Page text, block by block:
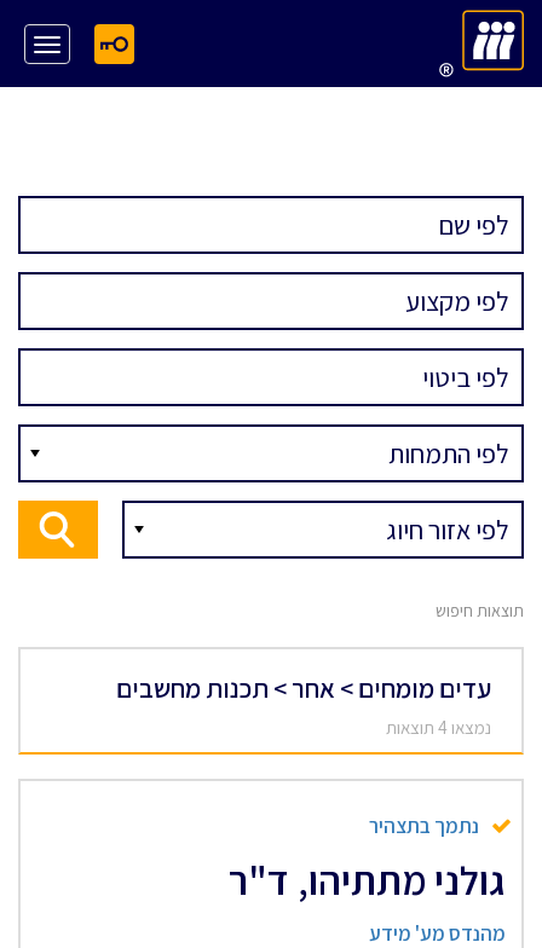
תוצאות חיפוש
עדים מומחים > אחר > תכנות מחשבים
נמצאו 4 תוצאות
נתמך בתצהיר
גולני מתתיהו, ד"ר
מהנדס מע' מידע